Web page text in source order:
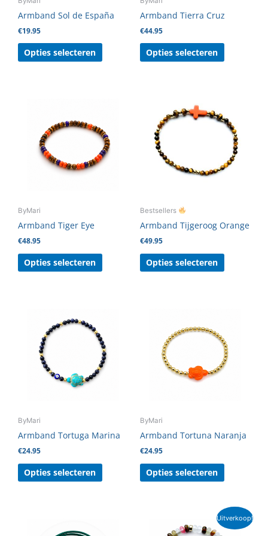
Armband Sol de España
€19.95
Opties selecteren
op
productpagina
Armband Tierra Cruz
€44.95
Opties selecteren
op
ByMari
Armband Tiger Eye
€48.95
Opties selecteren
meerdere
variaties.
Deze
productpagina
Bestsellers
Armband Tijgeroog Orange
€49.95
Opties selecteren
heeft
meerdere
variaties.
Deze
op
ByMari
Armband Tortuga Marina
€24.95
Opties selecteren
meerdere
variaties.
Deze
op
productpagina
ByMari
Armband Tortuna Naranja
€24.95
Opties selecteren
meerdere
variaties.
Deze
op
Uitverkoop!
Oorspronkelijke
was:
prijs
is:
Dit
product